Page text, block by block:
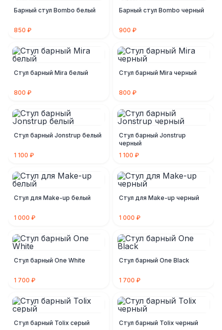
Барный стул Bombo белый
850 ₽
Барный стул Bombo черный
900 ₽
Стул барный Mira белый
800 ₽
Стул барный Mira черный
800 ₽
Стул барный Jonstrup белый
1 100 ₽
Стул барный Jonstrup
черный
1 100 ₽
Стул для Make-up белый
1 000 ₽
Стул для Make-up черный
1 000 ₽
Стул барный One White
1 700 ₽
Стул барный One Black
1 700 ₽
Стул барный Tolix серый Стул барный Tolix черный